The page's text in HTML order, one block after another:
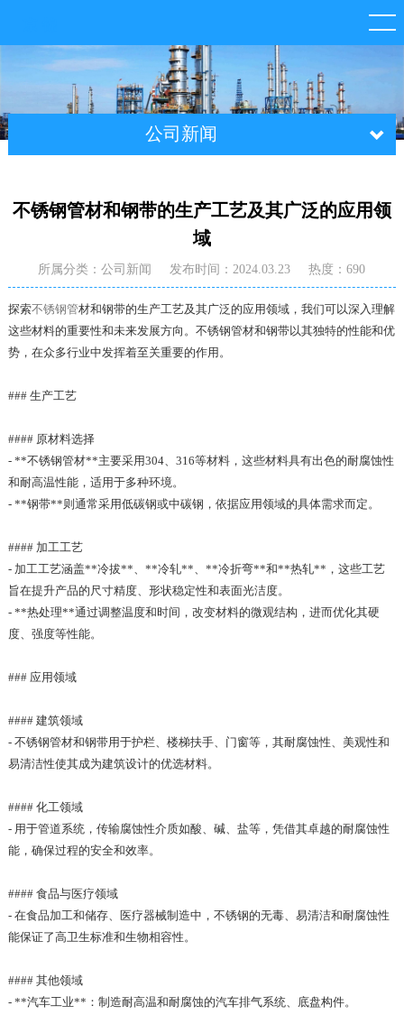
公司新闻
不锈钢管材和钢带的生产工艺及其广泛的应用领
域
所属分类：公司新闻 发布时间：2024.03.23 热度：690
探索不锈钢管材和钢带的生产工艺及其广泛的应用领域，我们可以深入理解
这些材料的重要性和未来发展方向。不锈钢管材和钢带以其独特的性能和优
势，在众多行业中发挥着至关重要的作用。
### 生产工艺
#### 原材料选择
- **不锈钢管材**主要采用304、316等材料，这些材料具有出色的耐腐蚀性
和耐高温性能，适用于多种环境。
- **钢带**则通常采用低碳钢或中碳钢，依据应用领域的具体需求而定。
#### 加工工艺
- 加工工艺涵盖**冷拔**、**冷轧**、**冷折弯**和**热轧**，这些工艺
旨在提升产品的尺寸精度、形状稳定性和表面光洁度。
- **热处理**通过调整温度和时间，改变材料的微观结构，进而优化其硬
度、强度等性能。
### 应用领域
#### 建筑领域
- 不锈钢管材和钢带用于护栏、楼梯扶手、门窗等，其耐腐蚀性、美观性和
易清洁性使其成为建筑设计的优选材料。
#### 化工领域
- 用于管道系统，传输腐蚀性介质如酸、碱、盐等，凭借其卓越的耐腐蚀性
能，确保过程的安全和效率。
#### 食品与医疗领域
- 在食品加工和储存、医疗器械制造中，不锈钢的无毒、易清洁和耐腐蚀性
能保证了高卫生标准和生物相容性。
#### 其他领域
- **汽车工业**：制造耐高温和耐腐蚀的汽车排气系统、底盘构件。